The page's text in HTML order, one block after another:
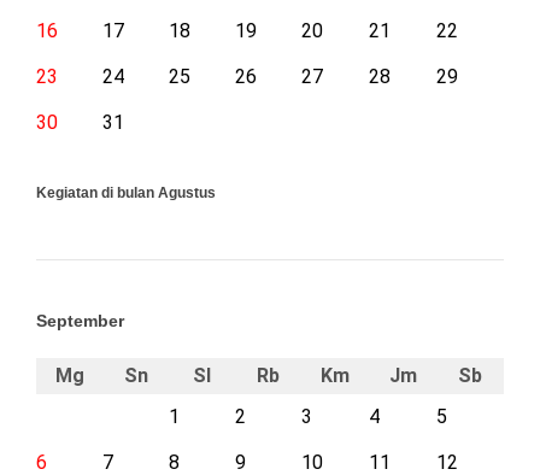
16
17 18 19 20 21
22
23
24 25 26 27 28
29
30
31
Kegiatan di bulan Agustus
September
Mg Sn Sl Rb Km Jm
Sb
1
2 3 4
5
6
7 8 9 10 11
12